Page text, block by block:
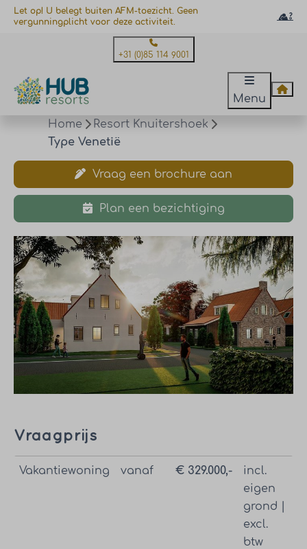
Let op! U belegt buiten AFM-toezicht. Geen
vergunningplicht voor deze activiteit.
+31 (0)85 114 9001
Menu
Home
Resort Knuitershoek
Type Venetië
Vraag een brochure aan
Plan een bezichtiging
Vraagprijs
Vakantiewoning vanaf € 329.000,-
incl.
eigen
grond |
excl.
btw